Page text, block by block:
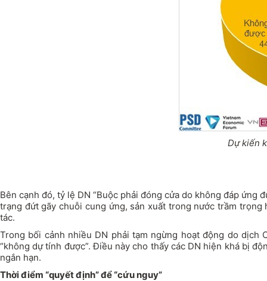
Dự kiến
Bên cạnh đó, tỷ lệ DN “Buộc phải đóng cửa do không đáp
trạng đứt gãy chuỗi cung ứng, sản xuất trong nước trầm
tác.
Trong bối cảnh nhiều DN phải tạm ngừng hoạt động do
“không dự tính được”. Điều này cho thấy các DN hiện khá bị
ngắn hạn.
Thời điểm “quyết định” để “cứu nguy”